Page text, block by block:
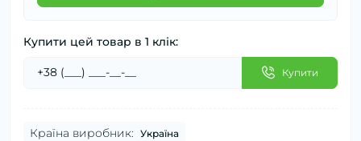
Купити цей товар в 1 клік:
Купити
Країна виробник: Україна